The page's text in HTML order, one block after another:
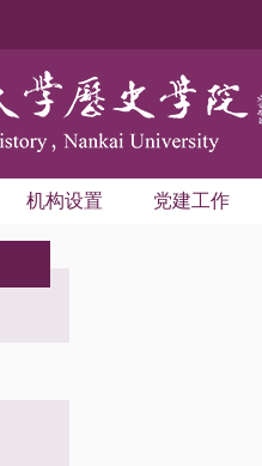
机构设置 党建工作